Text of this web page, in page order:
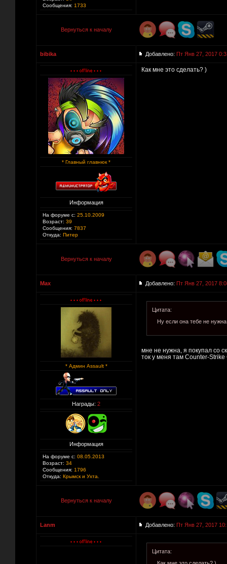
Сообщения: 1733
Вернуться к началу
bibika Добавлено: Пт Янв 27, 2017
* Главный главнюк *
Информация
На форуме с: 25.10.2009
Возраст: 39
Сообщения: 7837
Откуда: Питер
Как мне это сделать? )
Вернуться к началу
Max Добавлено: Пт Янв 27, 2017
* Админ Assault *
Награды: 2
Информация
На форуме с: 08.05.2013
Возраст: 34
Сообщения: 1796
Откуда: Крымск и Ухта.
Цитата:
Ну если она тебе не
мне не нужна, я покупал со
ток у меня там Counter-Strike
Вернуться к началу
Lanm Добавлено: Пт Янв 27, 2017
Цитата: